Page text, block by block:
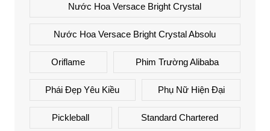
Nước Hoa Versace Bright Crystal
Nước Hoa Versace Bright Crystal Absolu
Oriflame Phim Trường Alibaba
Phái Đẹp Yêu Kiều Phụ Nữ Hiện Đại
Pickleball Standard Chartered